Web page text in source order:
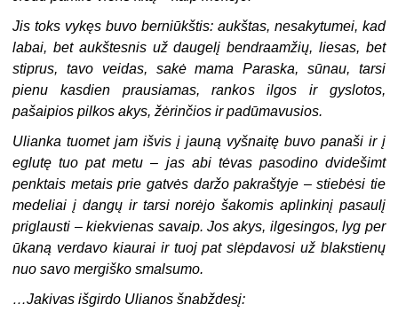
Jis toks vykęs buvo berniūkštis: aukštas, nesakytumei, kad
labai, bet aukštesnis už daugelį bendraamžių, liesas, bet
stiprus, tavo veidas, sakė mama Paraska, sūnau, tarsi
pienu kasdien prausiamas, rankos ilgos ir gyslotos,
pašaipios pilkos akys, žėrinčios ir padūmavusios.
Ulianka tuomet jam išvis į jauną vyšnaitę buvo panaši ir į
eglutę tuo pat metu – jas abi tėvas pasodino dvidešimt
penktais metais prie gatvės daržo pakraštyje – stiebėsi tie
medeliai į dangų ir tarsi norėjo šakomis aplinkinį pasaulį
priglausti – kiekvienas savaip. Jos akys, ilgesingos, lyg per
ūkaną verdavo kiaurai ir tuoj pat slėpdavosi už blakstienų
nuo savo mergiško smalsumo.
…Jakivas išgirdo Ulianos šnabždesį: